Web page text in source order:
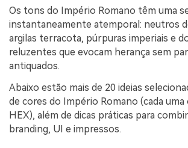
Os tons do Império Romano têm uma
instantaneamente atemporal: neutros
argilas terracota, púrpuras imperiais e
reluzentes que evocam herança sem
antiquados.
Abaixo estão mais de 20 ideias
de cores do Império Romano (cada uma
HEX), além de dicas práticas para
branding, UI e impressos.